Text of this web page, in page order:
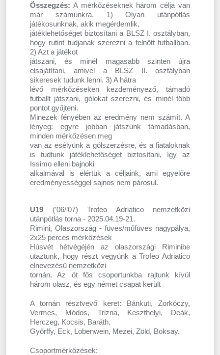
Összegzés: A mérkőzéseknek három célja van
már számunkra. 1) Olyan utánpótlás
játékosunknak, akik megérdemlik,
játéklehetőséget biztosítani a BLSZ I. osztályban,
hogy rutint tudjanak szerezni a felnőtt futballban.
2) Azt a játékot
játszani, és minél magasabb szinten újra
elsajátítani, amivel a BLSZ II. osztályban
sikeresek tudunk lenni. 3) A hátra
lévő mérkőzéseken kezdeményező, támadó
futballt játszani, gólokat szerezni, és minél több
pontot gyűjteni.
Minezek fényében az eredmény nem számít. A
lényeg: egyre jobban játszunk támadásban,
minden mérkőzésen meg
van az esélyünk a gólszerzésre, és a fiataloknak
is tudtunk játéklehetőséget biztosítani, így az
Issimo elleni bajnoki
alkalmával is elértük a céljaink, ami egyelőre
eredményességgel sajnos nem párosul.
U19 (’06/’07) Trofeo Adriatico nemzetközi
utánpótlás torna - 2025.04.19-21.
Rimini, Olaszország - füves/műfüves nagypálya,
2x25 perces mérkőzések
Húsvét hétvégéjén az olaszországi Riminibe
utaztunk, hogy részt vegyünk a Trofeo Adriatico
elnevezésű nemzetközi
tornán. Az öt fős csoportunkba rajtunk kívül
három olasz, és egy német csapat került
A tornán résztvevő keret: Bánkuti, Zorkóczy,
Vermes, Módos, Trizna, Keszthelyi, Deák,
Herczeg, Kocsis, Baráth,
Győrffy, Eck, Lobenwein, Mezei, Zöld, Boksay.
Csoportmérkőzések: